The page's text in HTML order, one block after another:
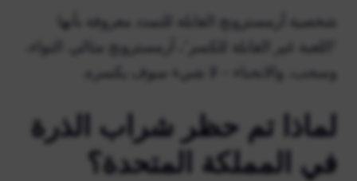
شخصية آرمسترونج القابلة للتمدد معروفة بأنها
“اللعبة غير القابلة للكسر”، آرمسترونج مثالي. التواء،
وسحب، والانحناء – لا شيء سوف يكسره.
لماذا تم حظر شراب الذرة
في المملكة المتحدة؟